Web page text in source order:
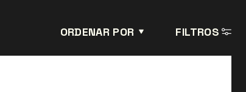
ORDENAR POR FILTROS